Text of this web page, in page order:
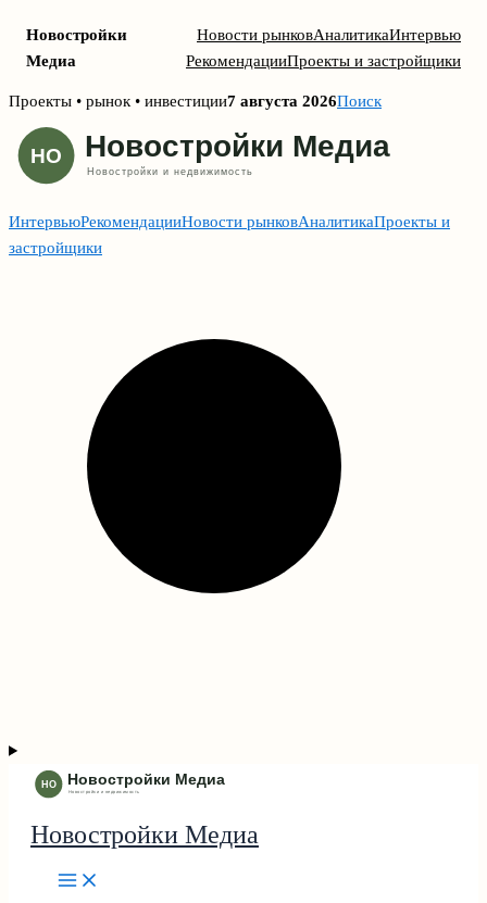
Новостройки
Медиа
Новости рынковАналитикаИнтервью
РекомендацииПроекты и застройщики
Skip
content
Проекты • рынок • инвестиции7 августа 2026Поиск
ИнтервьюРекомендацииНовости рынковАналитикаПроекты и
застройщики
Новостройки Медиа